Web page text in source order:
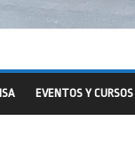
EVENTOS Y CURSOS